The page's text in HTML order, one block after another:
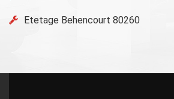
Etetage Behencourt 80260